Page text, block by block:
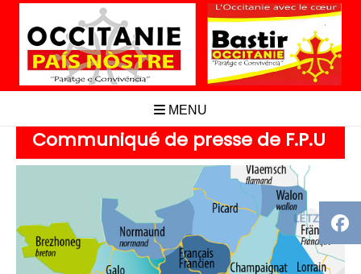
Aller
contenu
MENU
Communiqué de presse de F.P.U